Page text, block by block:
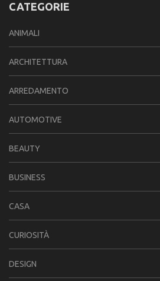
CATEGORIE
ANIMALI
ARCHITETTURA
ARREDAMENTO
AUTOMOTIVE
BEAUTY
BUSINESS
CASA
CURIOSITÀ
DESIGN